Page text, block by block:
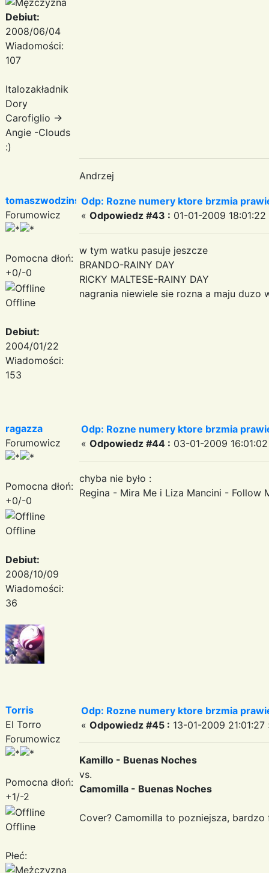
Debiut:
2008/06/04
Wiadomości:
107
Italozakładnik
Dory
Carofiglio ->
Angie -Clouds
:)
Andrzej
tomaszwodzinski
Forumowicz
Pomocna dłoń:
+0/-0
Offline
Debiut:
2004/01/22
Wiadomości:
153
Odp: Rozne numery ktore brzmia
« Odpowiedz #43 : 01-01-2009 18:01:22
w tym watku pasuje jeszcze
BRANDO-RAINY DAY
RICKY MALTESE-RAINY DAY
nagrania niewiele sie rozna a maju duzo
ragazza
Forumowicz
Pomocna dłoń:
+0/-0
Offline
Debiut:
2008/10/09
Wiadomości:
36
Odp: Rozne numery ktore brzmia
« Odpowiedz #44 : 03-01-2009
chyba nie było :
Regina - Mira Me i Liza Mancini - Follow
Torris
El Torro
Forumowicz
Pomocna dłoń:
+1/-2
Offline
Płeć:
Odp: Rozne numery ktore brzmia
« Odpowiedz #45 : 13-01-2009 21:01:27
Kamillo - Buenas Noches
vs.
Camomilla - Buenas Noches
Cover? Camomilla to pozniejsza, bardzo